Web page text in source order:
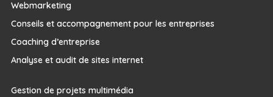
Webmarketing
Conseils et accompagnement pour les entreprises
Coaching d’entreprise
Analyse et audit de sites internet
Gestion de projets multimédia